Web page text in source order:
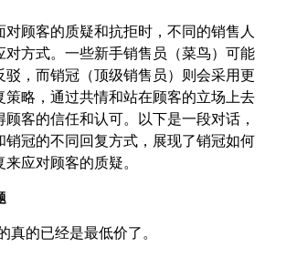
对顾客的质疑和抗拒时，不同的销售人
对方式。一些新手销售员（菜鸟）可能
驳，而销冠（顶级销售员）则会采用更
策略，通过共情和站在顾客的立场上去
客的信任和认可。以下是一段对话，
销冠的不同回复方式，展现了销冠如何
应对顾客的质疑。
真的已经是最低价了。